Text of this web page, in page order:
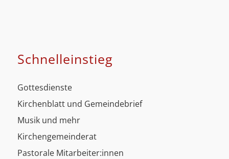
Schnell­einstieg
Gottesdienste
Kirchenblatt und Gemeindebrief
Musik und mehr
Kirchengemeinderat
Pastorale Mitarbeiter:innen